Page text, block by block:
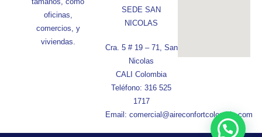
oficinas,
comercios, y
viviendas.
SEDE SAN
NICOLAS
Cra. 5 # 19 – 71, San
Nicolas
CALI Colombia
Teléfono: 316 525
1717
Email: comercial@aireconfortcolombia.com